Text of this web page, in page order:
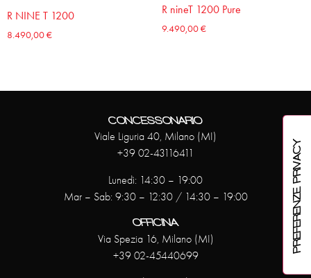
R NINE T 1200
8.490,00€
R nineT 1200 Pure
9.490,00€
CONCESSONARIO
Viale Liguria 40, Milano (MI)
+39 02-43116411
Lunedì: 14:30 – 19:00
Mar – Sab: 9:30 – 12:30 / 14:30 – 19:00
OFFICINA
Via Spezia 16, Milano (MI)
+39 02-45440699